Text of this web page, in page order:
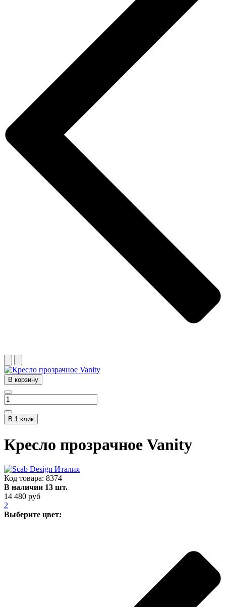
В корзину
В 1 клик
Кресло прозрачное Vanity
Код товара: 8374
В наличии 13 шт.
14 480 руб
2
Выберите цвет: